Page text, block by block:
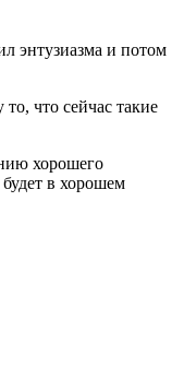
энтузиазма и потом
что сейчас такие
хорошего
в хорошем